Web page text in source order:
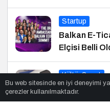
Startup
Balkan E-
Elçisi Belli
Kültür Sanat
Çocuklar
Bu web sitesinde en iyi deneyimi
çerezler kullanılmaktadır.